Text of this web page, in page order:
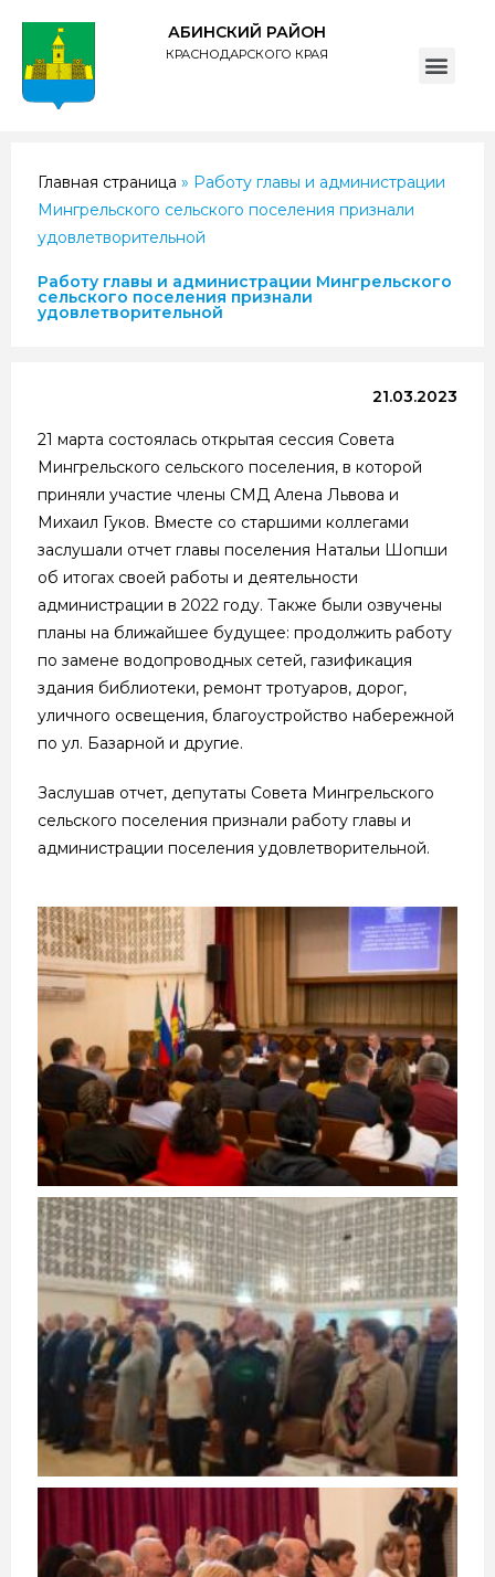
АБИНСКИЙ РАЙОН
КРАСНОДАРСКОГО КРАЯ
Главная страница » Работу главы и администрации
Мингрельского сельского поселения признали
удовлетворительной
Работу главы и администрации Мингрельского
сельского поселения признали
удовлетворительной
21.03.2023
21 марта состоялась открытая сессия Совета
Мингрельского сельского поселения, в которой
приняли участие члены СМД Алена Львова и
Михаил Гуков. Вместе со старшими коллегами
заслушали отчет главы поселения Натальи Шопши
об итогах своей работы и деятельности
администрации в 2022 году. Также были озвучены
планы на ближайшее будущее: продолжить работу
по замене водопроводных сетей, газификация
здания библиотеки, ремонт тротуаров, дорог,
уличного освещения, благоустройство набережной
по ул. Базарной и другие.
Заслушав отчет, депутаты Совета Мингрельского
сельского поселения признали работу главы и
администрации поселения удовлетворительной.